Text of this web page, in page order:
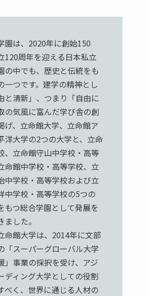
園は、2020年に創始150
120周年を迎える日本私立
の中でも、歴史と伝統をも
一つです。建学の精神とし
と清新」、つまり「自由に
の気風に富んだ学び舎の創
げ、立命館大学、立命館ア
洋大学の2つの大学と、立命
、立命館守山中学校・高等
命館中学校・高等学校、立
中学校・高等学校および立
中学校・高等学校の5つの
もつ総合学園として発展を
した。
命館大学は、2014年に文部
「スーパーグローバル大学
」事業の採択を受け、アジ
ディング大学としての役割
べく、世界に通じる人材の